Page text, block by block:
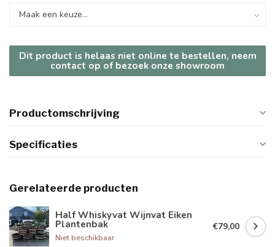
Dit product is helaas niet online te bestellen, neem
contact op of bezoek onze showroom
Productomschrijving
Specificaties
Gerelateerde producten
Half Whiskyvat Wijnvat Eiken
Plantenbak
Niet beschikbaar
€79,00